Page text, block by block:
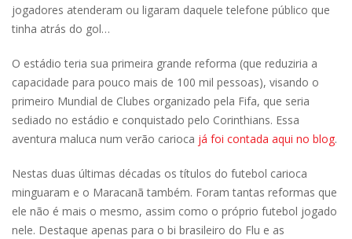
jogadores atenderam ou ligaram daquele telefone público que
tinha atrás do gol…
O estádio teria sua primeira grande reforma (que reduziria a
capacidade para pouco mais de 100 mil pessoas), visando o
primeiro Mundial de Clubes organizado pela Fifa, que seria
sediado no estádio e conquistado pelo Corinthians. Essa
aventura maluca num verão carioca já foi contada aqui no blog.
Nestas duas últimas décadas os títulos do futebol carioca
minguaram e o Maracanã também. Foram tantas reformas que
ele não é mais o mesmo, assim como o próprio futebol jogado
nele. Destaque apenas para o bi brasileiro do Flu e as